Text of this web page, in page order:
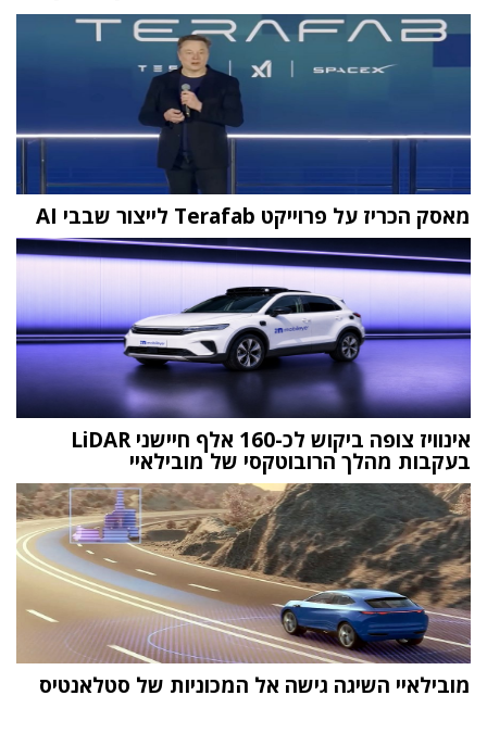
מאסק הכריז על פרוייקט Terafab לייצור שבבי AI
אינוויז צופה ביקוש לכ-160 אלף חיישני LiDAR
בעקבות מהלך הרובוטקסי של מובילאיי
מובילאיי השיגה גישה אל המכוניות של סטלאנטיס